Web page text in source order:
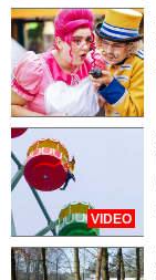
VIDEO